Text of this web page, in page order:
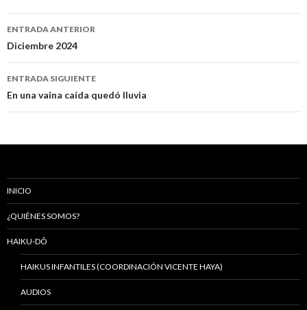
Navegación
de
entradas
ENTRADA ANTERIOR
Diciembre 2024
ENTRADA SIGUIENTE
En una vaina caída quedó lluvia
INICIO
¿QUIÉNES SOMOS?
HAIKU-DÔ
HAIKUS INFANTILES (COORDINACIÓN VICENTE HAYA)
AUDIOS